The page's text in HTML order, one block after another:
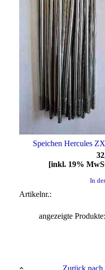
Speichen Hercules
[inkl. 19%
In
Artikelnr.:
angezeigte Produkte: